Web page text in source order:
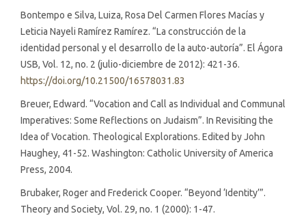
Bontempo e Silva, Luiza, Rosa Del Carmen Flores Macías y
Leticia Nayeli Ramírez Ramírez. “La construcción de la
identidad personal y el desarrollo de la auto-autoría”. El Ágora
USB, Vol. 12, no. 2 (julio-diciembre de 2012): 421-36.
https://doi.org/10.21500/16578031.83
Breuer, Edward. “Vocation and Call as Individual and Communal
Imperatives: Some Reflections on Judaism”. In Revisiting the
Idea of Vocation. Theological Explorations. Edited by John
Haughey, 41-52. Washington: Catholic University of America
Press, 2004.
Brubaker, Roger and Frederick Cooper. “Beyond ‘Identity’”.
Theory and Society, Vol. 29, no. 1 (2000): 1-47.